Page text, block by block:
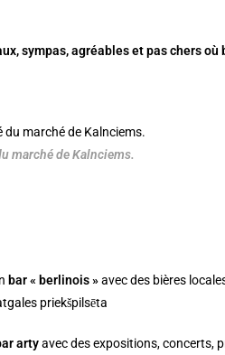
sympas, agréables et pas chers où
marché de Kalnciems.
bar « berlinois »avec des bières
priekšpilsēta
artyavec des expositions, concerts,